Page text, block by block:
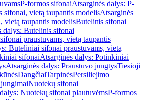
P-formos sifonaiAtsarginės dalys: P-
sifonai, vietą taupantis modelisAtsarginės
vietą taupantis modelisButelinis sifonai
dalys: Butelinis sifonai
praustuvams, vietą taupantis
Buteliniai sifonai praustuvams, vietą
sifonaiAtsarginės dalys: Potinkiniai
Atsarginės dalys: Praustuvo jungtysTiesioji
DangčiaiTarpinėsPersiliejimo
Nuotekų sifonai
Nuotekų sifonai plautuvėmsP-formos